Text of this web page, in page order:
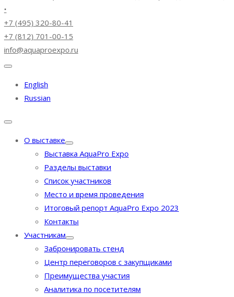
•
+7 (495) 320-80-41
+7 (812) 701-00-15
info@aquaproexpo.ru
English
Russian
О выставке
Выставка AquaPro Expo
Разделы выставки
Список участников
Место и время проведения
Итоговый репорт AquaPro Expo 2023
Контакты
Участникам
Забронировать стенд
Центр переговоров с закупщиками
Преимущества участия
Аналитика по посетителям